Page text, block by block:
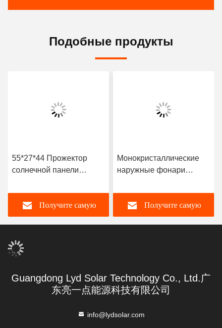
Подобные продукты
55*27*44 Прожектор
солнечной панели
Получите самую
Монокристаллические
наружные фонари
солнечной энергии
Получите самую
Guangdong Lyd Solar Technology Co., Ltd.广
东亮一点能源科技有限公司
info@lydsolar.com